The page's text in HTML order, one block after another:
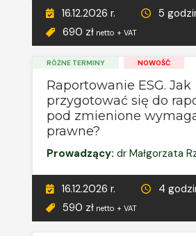
16.12.2026 r.
5
690 zł netto + VAT
RÓŻNE TERMINY NOWOŚĆ
Raportowanie ESG. Jak
przygotować się do
pod zmienione
prawne?
Prowadzący: dr Małgorzata
16.12.2026 r.
4
590 zł netto + VAT